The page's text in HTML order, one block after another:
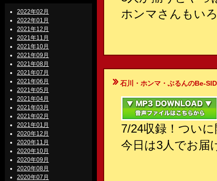
2022年02月
2022年01月
2021年12月
2021年11月
2021年10月
2021年09月
2021年08月
2021年07月
2021年06月
2021年05月
2021年04月
2021年03月
2021年02月
2021年01月
2020年12月
2020年11月
2020年10月
2020年09月
2020年08月
2020年07月
ホンマさんもい
石川・ホンマ・ぶるんのBe-
7/24収録！つい
今日は3人でお届